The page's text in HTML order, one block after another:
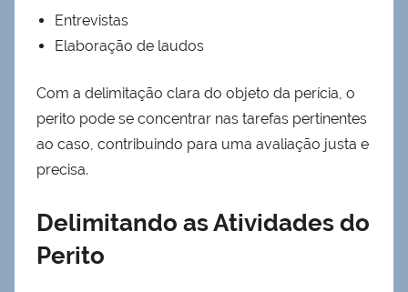
Entrevistas
Elaboração de laudos
Com a delimitação clara do objeto da perícia, o
perito pode se concentrar nas tarefas pertinentes
ao caso, contribuindo para uma avaliação justa e
precisa.
Delimitando as Atividades do
Perito